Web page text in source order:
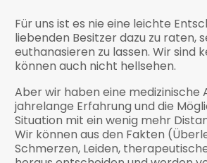
Für uns ist es nie eine leichte
liebenden Besitzer dazu zu raten,
euthanasieren zu lassen. Wir sind
können auch nicht hellsehen.
Aber wir haben eine medizinische
jahrelange Erfahrung und die
Situation mit ein wenig mehr
Wir können aus den Fakten
Schmerzen, Leiden,